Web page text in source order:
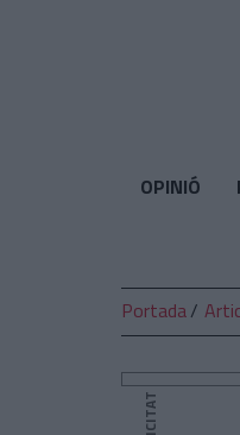
OPINIÓ
Portada